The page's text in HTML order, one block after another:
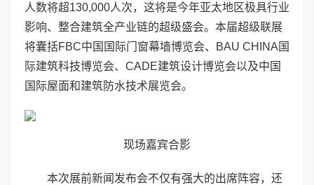
人数将超130,000人次，这将是今年亚太地区极具行业
影响、整合建筑全产业链的超级盛会。本届超级联展
将囊括FBC中国国际门窗幕墙博览会、BAU CHINA国
际建筑科技博览会、CADE建筑设计博览会以及中国
国际屋面和建筑防水技术展览会。
现场嘉宾合影
本次展前新闻发布会不仅有强大的出席阵容，还